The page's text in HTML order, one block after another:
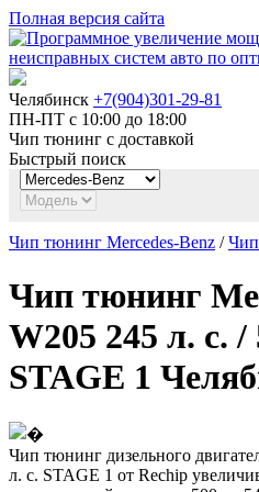
Полная версия сайта
Челябинск +7(904)301-29-81
ПН-ПТ с 10:00 до 18:00
Чип тюнинг с доставкой
Быстрый поиск
Чип тюнинг Mercedes-Benz /Чип
Чип тюнинг
W205 245 л. с.
STAGE 1
Чип тюнинг дизельного
л. с. STAGE 1 от Rechip